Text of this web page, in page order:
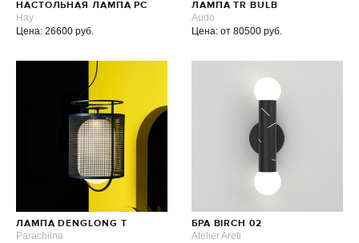
НАСТОЛЬНАЯ ЛАМПА PC
Hay
Цена: 26600 руб.
ЛАМПА TR BULB
Audo
Цена: от 80500 руб.
ЛАМПА DENGLONG T
Parachilna
БРА BIRCH 02
Atelier Areti